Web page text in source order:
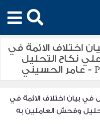
اختلاف الائمة في
نكاح التحليل
في بيان اختلاف الائمة في
وفحش العاملين به